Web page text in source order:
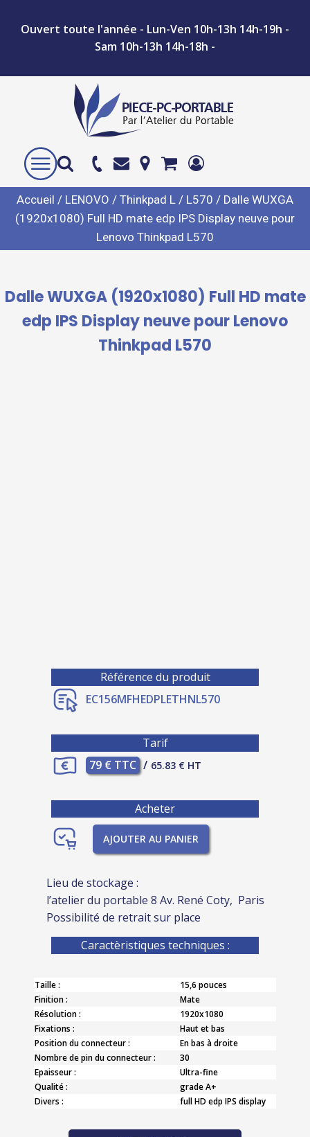
Ouvert toute l'année - Lun-Ven 10h-13h 14h-19h -
Sam 10h-13h 14h-18h -
Accueil / LENOVO / Thinkpad L / L570 / Dalle WUXGA
(1920x1080) Full HD mate edp IPS Display neuve pour
Lenovo Thinkpad L570
Dalle WUXGA (1920x1080) Full HD mate
edp IPS Display neuve pour Lenovo
Thinkpad L570
Référence du produit
EC156MFHEDPLETHNL570
Tarif
79 € TTC / 65.83 € HT
Acheter
AJOUTER AU PANIER
Lieu de stockage :
l’atelier du portable 8 Av. René Coty, Paris
Possibilité de retrait sur place
Caractèristiques techniques :
Taille :
15,6 pouces
Finition :
Mate
Résolution :
1920x1080
Fixations :
Haut et bas
Position du connecteur :
En bas à droite
Nombre de pin du connecteur :
30
Epaisseur :
Ultra-fine
Qualité :
grade A+
Divers :
full HD edp IPS display